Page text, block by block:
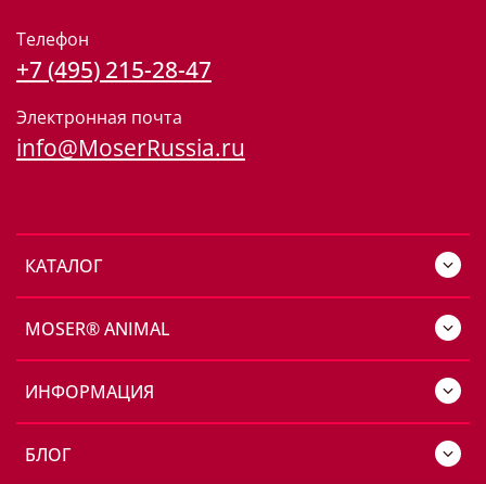
КАТАЛОГ
MOSER® ANIMAL
ИНФОРМАЦИЯ
БЛОГ
Телефон
+7 (495) 215-28-47
Электронная почта
info@MoserRussia.ru